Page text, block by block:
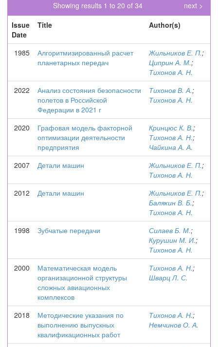
Showing results 1 to 20 of 34
next >
Issue
Date
Title Author(s)
1985
Алгоритмизированный расчет
планетарных передач
Жильников Е. П.;
Циприн А. М.;
Тихонов А. Н.
2022
Анализ состояния безопасности
полетов в Российской
Федерации в 2021 г
Тихонов В. А.;
Тихонов А. Н.
2020
Графовая модель факторной
оптимизации деятельности
предприятия
Кринцюс К. В.;
Тихонов А. Н.;
Чайкина А. А.
2007
Детали машин Жильников Е. П.;
Тихонов А. Н.
2012
Детали машин Жильников Е. П.;
Балякин В. Б.;
Тихонов А. Н.
1998
Зубчатые передачи Силаев Б. М.;
Курушин М. И.;
Тихонов А. Н.
2000
Математическая модель
организационной структуры
сложных авиационных
комплексов
Тихонов А. Н.;
Шварц Л. С.
2018
Методические указания по
выполнению выпускных
квалификационных работ
Тихонов А. Н.;
Немчинов О. А.